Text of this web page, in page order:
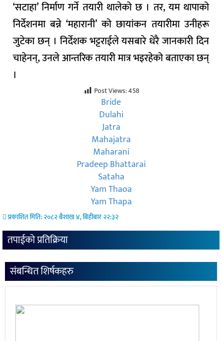
‘सटाहा’ निर्माण गर्ने तयारी थालेको छ । तर, यम थापाको
निर्देशनमा बन्ने ‘महारानी’ को छायांकन तयारीमा उनीहरू
जुटेका छन् । निर्देशक भट्टराईले यसबारे धेरै जानकारी दिन
चाहेनन्, उनले आन्तरिक तयारी मात्र भइरहेको बताएका छन्
।
Post Views:458
Bride
Dulahi
Jatra
Mahajatra
Maharani
Pradeep Bhattarai
Sataha
Yam Thaoa
Yam Thapa
प्रकाशित मिति: २०८२ बैशाख ४, बिहीबार २२:३२
तपाईको प्रतिक्रिया
संबन्धित शिर्षकहरु